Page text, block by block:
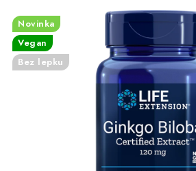
ZDRAVÉ POTRAVINY
PŘÍSTROJE
Odborný garant MUDr. Monika Klaudysová
Novinka
Vegan
Bez lepku